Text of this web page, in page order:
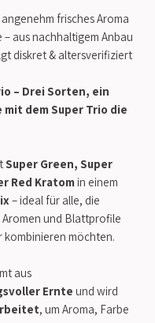
frisches Aroma
– aus nachhaltigem Anbau
diskret & altersverifiziert
– Drei Sorten, ein
mit dem Super Trio die
Super Green, Super
Red Kratom in einem
– ideal für alle, die
und Blattprofile
kombinieren möchten.
aus
Ernte und wird
, um Aroma, Farbe